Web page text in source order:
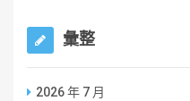
彙整
2026 年 7 月